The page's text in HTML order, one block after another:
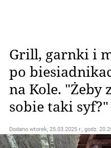
Grill, garnki i
po
na Kole. "Żeby
sobie taki syf?"
Dodano wtorek, 25.03.2025 r., godz.